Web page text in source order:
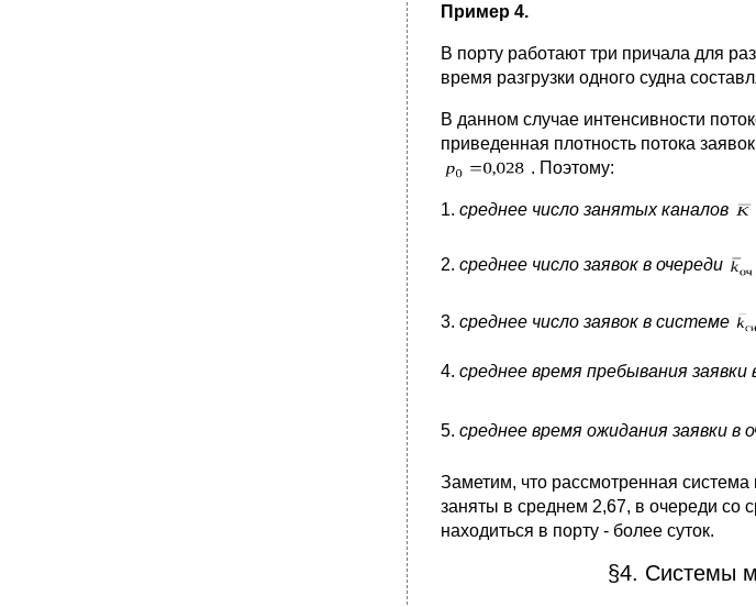
Пример 4.
В порту работают три причала для
время разгрузки одного судна
В данном случае интенсивности
приведенная плотность потока заявок
. Поэтому:
1. среднее число занятых каналов
2. среднее число заявок в очереди
3. среднее число заявок в системе
4. среднее время пребывания заявки
5. среднее время ожидания заявки в
Заметим, что рассмотренная система
заняты в среднем 2,67, в очереди со
находиться в порту - более суток.
§4. Системы